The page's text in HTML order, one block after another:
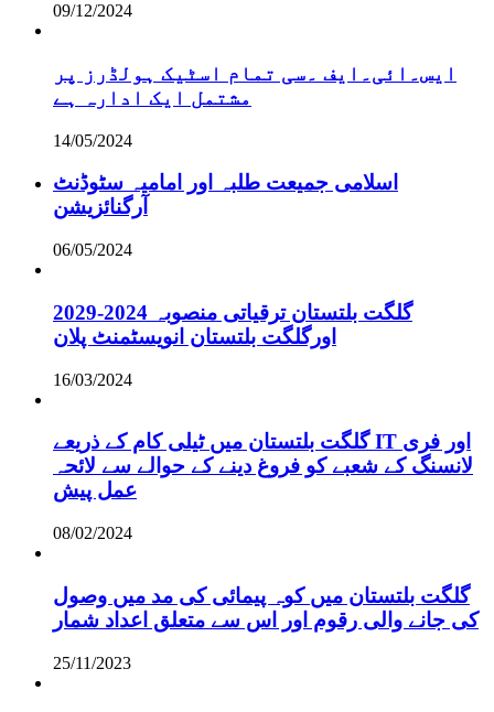
09/12/2024
ایس۔ائی۔ایف ۔سی تمام اسٹیک ہولڈرز پر
مشتمل ایک ادارہ ہے
14/05/2024
اسلامی جمیعت طلبہ اور امامیہ سٹوڈنٹ
آرگنائزیشن
06/05/2024
گلگت بلتستان ترقیاتی منصوبہ 2024-2029
اورگلگت بلتستان انویسٹمنٹ پلان
16/03/2024
گلگت بلتستان میں ٹیلی کام کے ذریعے IT اور فری
لانسنگ کے شعبے کو فروغ دینے کے حوالے سے لائحہ
عمل پیش
08/02/2024
گلگت بلتستان میں کوہ پیمائی کی مد میں وصول
کی جانے والی رقوم اور اس سے متعلق اعداد شمار
25/11/2023